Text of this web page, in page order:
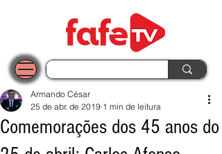
Comemorações dos 45 anos do
Armando César
25 de abr. de 2019 1 min de leitura